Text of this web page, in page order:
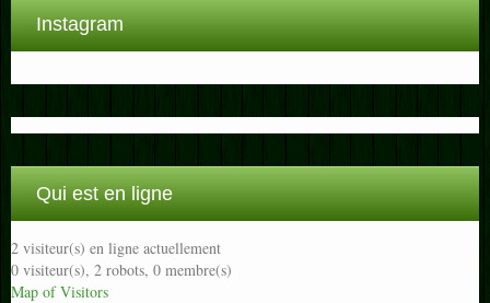
Instagram
Qui est en ligne
2 visiteur(s) en ligne actuellement
0 visiteur(s), 2 robots, 0 membre(s)
Map of Visitors